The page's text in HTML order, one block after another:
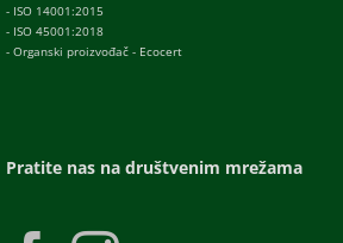
- ISO 14001:2015
- ISO 45001:2018
- Organski proizvođač - Ecocert
Pratite nas na društvenim mrežama